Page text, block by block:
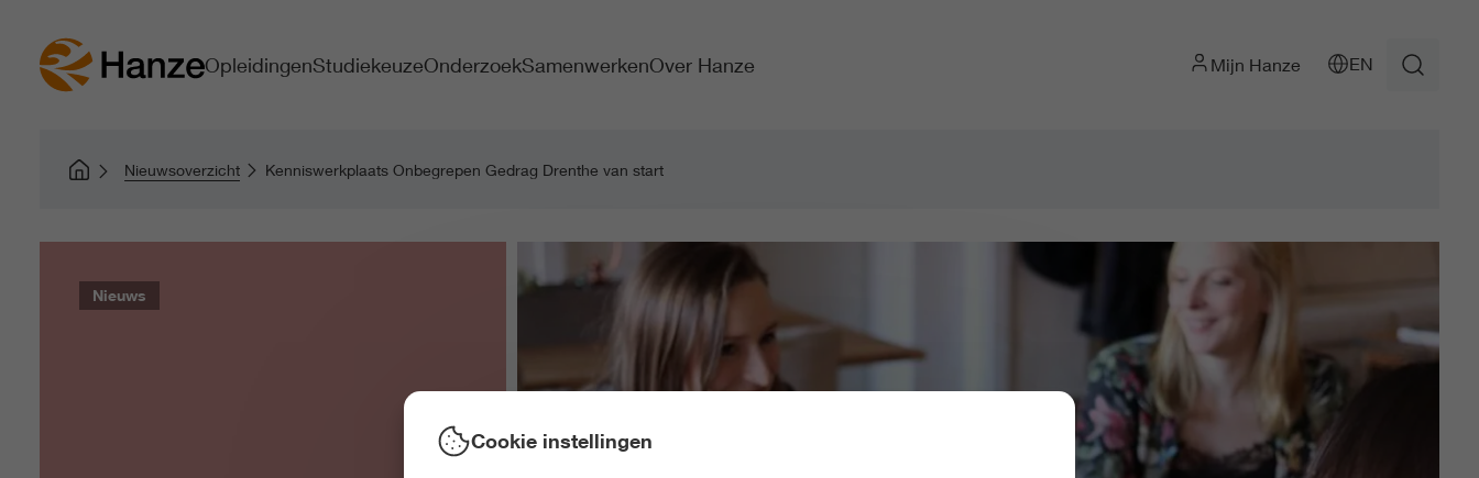
OpleidingenStudiekeuzeOnderzoekSamenwerkenOver Hanze Mijn Hanze EN
Nieuwsoverzicht Kenniswerkplaats Onbegrepen Gedrag Drenthe van start
Nieuws
Cookie instellingen